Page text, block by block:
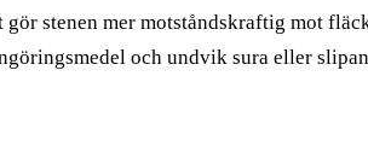
stenen mer motståndskraftig mot
och undvik sura eller